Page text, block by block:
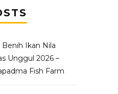
Benih Ikan Nila
Unggul 2026 –
Fish Farm